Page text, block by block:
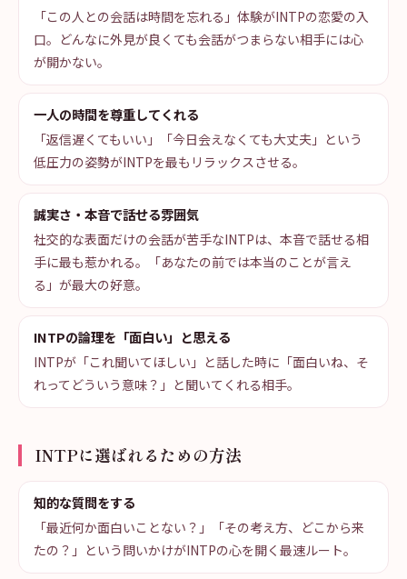
「この人との会話は時間を忘れる」体験がINTPの恋愛の入
口。どんなに外見が良くても会話がつまらない相手には心
が開かない。
一人の時間を尊重してくれる
「返信遅くてもいい」「今日会えなくても大丈夫」という
低圧力の姿勢がINTPを最もリラックスさせる。
誠実さ・本音で話せる雰囲気
社交的な表面だけの会話が苦手なINTPは、本音で話せる相
手に最も惹かれる。「あなたの前では本当のことが言え
る」が最大の好意。
INTPの論理を「面白い」と思える
INTPが「これ聞いてほしい」と話した時に「面白いね、そ
れってどういう意味？」と聞いてくれる相手。
INTPに選ばれるための方法
知的な質問をする
「最近何か面白いことない？」「その考え方、どこから来
たの？」という問いかけがINTPの心を開く最速ルート。